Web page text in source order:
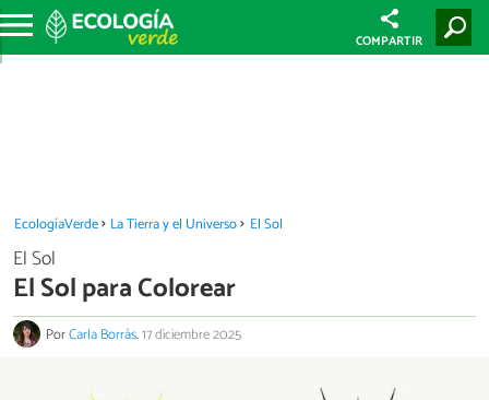
COMPARTIR
EcologíaVerde La Tierra y el Universo El Sol
El Sol
El Sol para Colorear
PorCarla Borràs.17 diciembre 2025